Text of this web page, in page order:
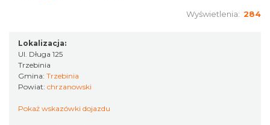
Wyświetlenia: 284
Lokalizacja:
Ul. Długa 125
Trzebinia
Gmina: Trzebinia
Powiat: chrzanowski
Pokaż wskazówki dojazdu